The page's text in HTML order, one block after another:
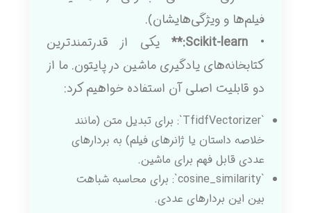
فیلم‌ها و ویژگی‌هایشان).
•
Scikit-learn:**
یکی از قدرتمندترین
کتابخانه‌های یادگیری ماشین در پایتون. ما از
دو قابلیت اصلی آن استفاده خواهیم کرد:
`TfidfVectorizer`: برای تبدیل متن (مانند
خلاصه داستان یا ژانرهای فیلم) به بردارهای
عددی قابل فهم برای ماشین.
`cosine_similarity`: برای محاسبه شباهت
بین این بردارهای عددی.